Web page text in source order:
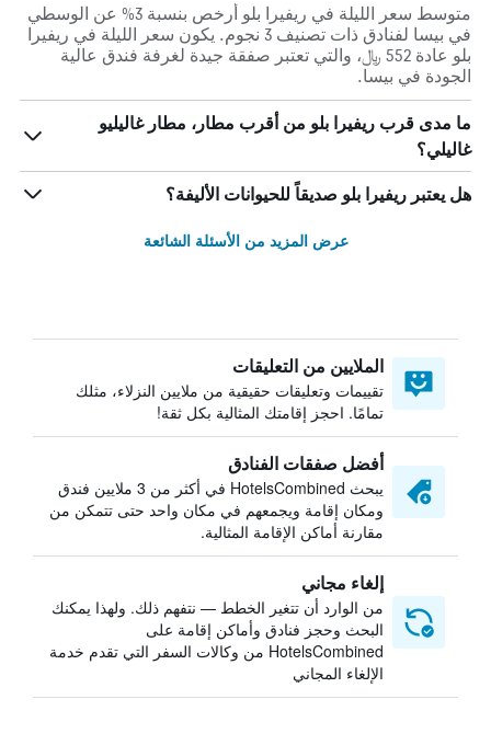
متوسط سعر الليلة في ريفيرا بلو أرخص بنسبة 3% عن الوسطي
في بيسا لفنادق ذات تصنيف 3 نجوم. يكون سعر الليلة في ريفيرا
بلو عادة 552 ﷼، والتي تعتبر صفقة جيدة لغرفة فندق عالية
الجودة في بيسا.
ما مدى قرب ريفيرا بلو من أقرب مطار، مطار غاليليو
غاليلي؟
هل يعتبر ريفيرا بلو صديقاً للحيوانات الأليفة؟
عرض المزيد من الأسئلة الشائعة
الملايين من التعليقات
تقييمات وتعليقات حقيقية من ملايين النزلاء، مثلك
تمامًا. احجز إقامتك المثالية بكل ثقة!
أفضل صفقات الفنادق
يبحث HotelsCombined في أكثر من 3 ملايين فندق
ومكان إقامة ويجمعهم في مكان واحد حتى تتمكن من
مقارنة أماكن الإقامة المثالية.
إلغاء مجاني
من الوارد أن تتغير الخطط — نتفهم ذلك. ولهذا يمكنك
البحث وحجز فنادق وأماكن إقامة على
HotelsCombined من وكالات السفر التي تقدم خدمة
الإلغاء المجاني